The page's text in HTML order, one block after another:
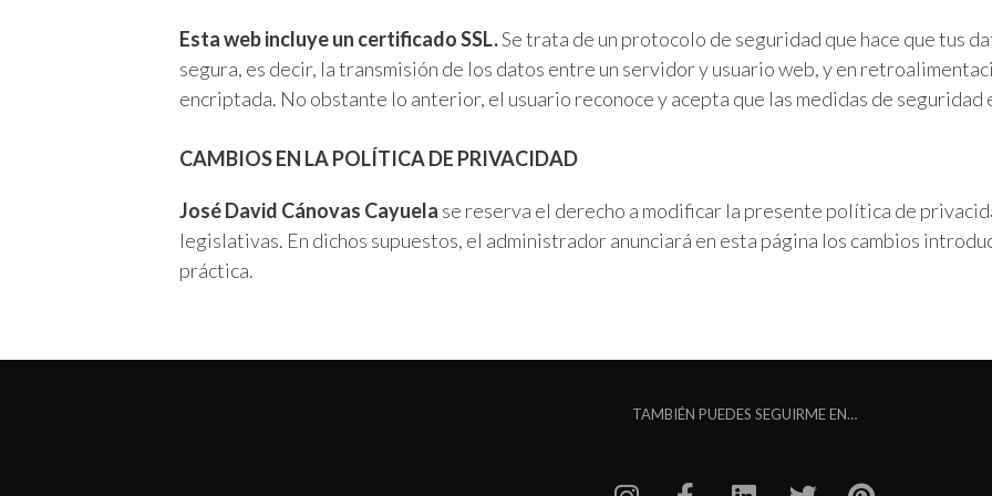
Esta web incluye un certificado SSL.Se trata de un protocolo de seguridad que hace que tus
segura, es decir, la transmisión de los datos entre un servidor y usuario web, y en
encriptada. No obstante lo anterior, el usuario reconoce y acepta que las medidas de seguridad
CAMBIOS EN LA POLÍTICA DE PRIVACIDAD
José David Cánovas Cayuela se reserva el derecho a modificar la presente política de
legislativas. En dichos supuestos, el administrador anunciará en esta página los cambios
práctica.
TAMBIÉN PUEDES SEGUIRME EN…